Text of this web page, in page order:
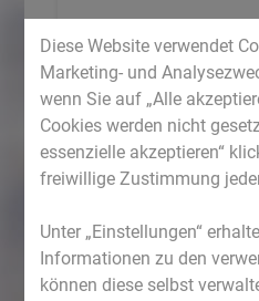
N-Hydroxysuccinimid
Hellt Augenschatten
angestaute Eisen
Palmitoyl
Tetrapeptide-7
die Mikrozirkulation
Koffein
Diese Website verwendet
Marketing- und
wenn Sie auf „Alle
Cookies werden nicht
essenzielle akzeptieren“
freiwillige Zustimmung
Unter „Einstellungen“
Informationen zu den
können diese selbst